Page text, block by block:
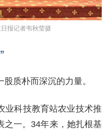
报记者韦秋莹摄
质朴而深沉的力量。
业科技教育站农业技术推
之一。34年来，她扎根基